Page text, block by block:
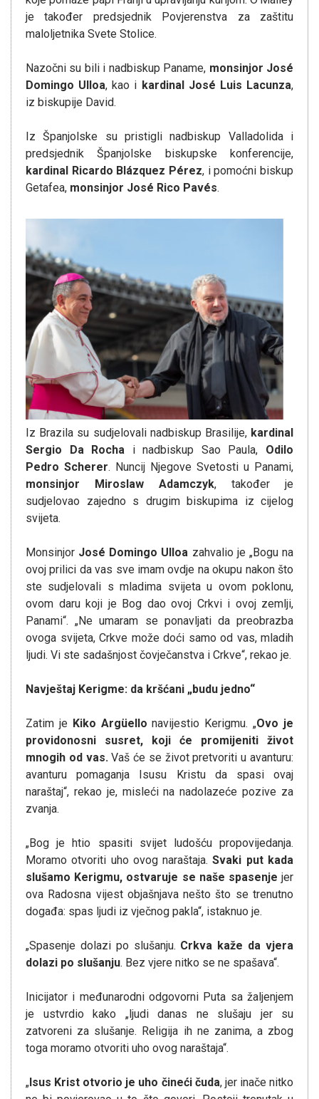
je također predsjednik Povjerenstva za zaštitu
maloljetnika Svete Stolice.
Nazočni su bili i nadbiskup Paname, monsinjor José
Domingo Ulloa, kao i kardinal José Luis Lacunza,
iz biskupije David.
Iz Španjolske su pristigli nadbiskup Valladolida i
predsjednik Španjolske biskupske konferencije,
kardinal Ricardo Blázquez Pérez, i pomoćni biskup
Getafea, monsinjor José Rico Pavés.
Iz Brazila su sudjelovali nadbiskup Brasilije, kardinal
Sergio Da Rocha i nadbiskup Sao Paula, Odilo
Pedro Scherer. Nuncij Njegove Svetosti u Panami,
monsinjor Miroslaw Adamczyk, također je
sudjelovao zajedno s drugim biskupima iz cijelog
svijeta.
Monsinjor José Domingo Ulloa zahvalio je „Bogu na
ovoj prilici da vas sve imam ovdje na okupu nakon što
ste sudjelovali s mladima svijeta u ovom poklonu,
ovom daru koji je Bog dao ovoj Crkvi i ovoj zemlji,
Panami“. „Ne umaram se ponavljati da preobrazba
ovoga svijeta, Crkve može doći samo od vas, mladih
ljudi. Vi ste sadašnjost čovječanstva i Crkve“, rekao je.
Navještaj Kerigme: da kršćani „budu jedno“
Zatim je Kiko Argüello navijestio Kerigmu. „Ovo je
providonosni susret, koji će promijeniti život
mnogih od vas.Vaš će se život pretvoriti u avanturu:
avanturu pomaganja Isusu Kristu da spasi ovaj
naraštaj“, rekao je, misleći na nadolazeće pozive za
zvanja.
„Bog je htio spasiti svijet ludošću propovijedanja.
Moramo otvoriti uho ovog naraštaja.Svaki put kada
slušamo Kerigmu, ostvaruje se naše spasenje jer
ova Radosna vijest objašnjava nešto što se trenutno
događa: spas ljudi iz vječnog pakla“, istaknuo je.
„Spasenje dolazi po slušanju. Crkva kaže da vjera
dolazi po slušanju. Bez vjere nitko se ne spašava“.
Inicijator i međunarodni odgovorni Puta sa žaljenjem
je ustvrdio kako „ljudi danas ne slušaju jer su
zatvoreni za slušanje. Religija ih ne zanima, a zbog
toga moramo otvoriti uho ovog naraštaja“.
„Isus Krist otvorio je uho čineći čuda, jer inače nitko